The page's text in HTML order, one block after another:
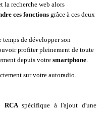
la recherche web alors
ces fonctions grâce à ces deux
temps de développer son
profiter pleinement de toute
depuis votre smartphone.
sur votre autoradio.
RCAspécifique à l'ajout d'une